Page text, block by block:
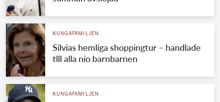
KUNGAFAMILJEN
Silvias hemliga shoppingtur – handlade
till alla nio barnbarnen
KUNGAFAMILJEN